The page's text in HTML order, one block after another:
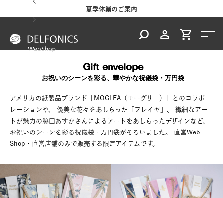
台風・地震の影響による配達状
Gift envelope
お祝いのシーンを彩る、華やかな祝儀袋・万円袋
アメリカの紙製品ブランド「MOGLEA（モーグリ―）」とのコラボ
レーションや、
優美な花々をあしらった「フレイヤ」、
繊細なアー
トが魅力の脇田あすかさんによるアートをあしらったデザインなど、
お祝いのシーンを彩る祝儀袋・万円袋がそろいました。
直営Web
Shop・直営店舗のみで販売する限定アイテムです。